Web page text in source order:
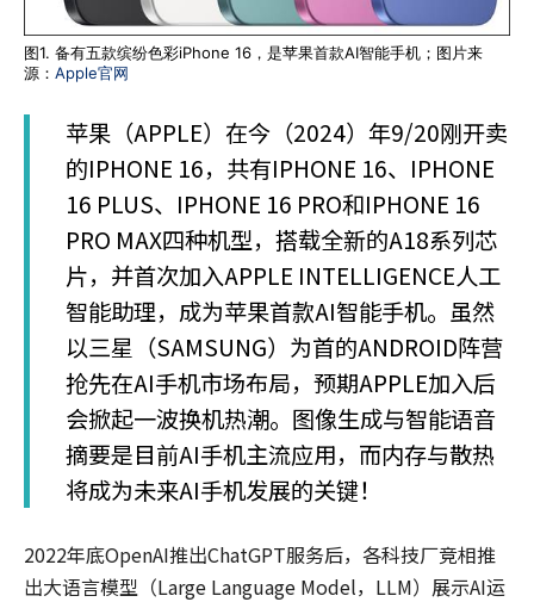
图1. 备有五款缤纷色彩iPhone 16，是苹果首款AI智能手机；图片来
源： Apple官网
苹果（APPLE）在今（2024）年9/20刚开卖
的IPHONE 16，共有IPHONE 16、IPHONE
16 PLUS、IPHONE 16 PRO和IPHONE 16
PRO MAX四种机型，搭载全新的A18系列芯
片，并首次加入APPLE INTELLIGENCE人工
智能助理，成为苹果首款AI智能手机。虽然
以三星（SAMSUNG）为首的ANDROID阵营
抢先在AI手机市场布局，预期APPLE加入后
会掀起一波换机热潮。图像生成与智能语音
摘要是目前AI手机主流应用，而内存与散热
将成为未来AI手机发展的关键！
2022年底OpenAI推出ChatGPT服务后，各科技厂竞相推
出大语言模型（Large Language Model，LLM）展示AI运